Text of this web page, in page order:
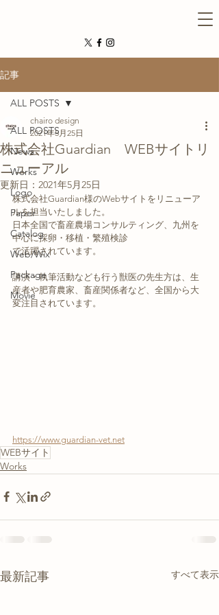
記事
ALL POSTS
News
Works
Logo
Paper
Catalog
Web/Wix
Package
Movie
ALL POSTS
株式会社Guardian WEBサイトリ
ニューアル
chairo design
2021年5月25日
更新日： 2021年5月25日
株式会社Guardian様のWebサイトをリニューア
ルを担当いたしました。
日本全国で畜産農場コンサルティング、九州を
中心に採卵・移植・繁殖検診
で活躍されています。
講演・執筆活動なども行う獣医の先生方は、生
産者や肥育農家、畜産関係者など、全国から大
変注目されています。
https://www.guardian-vet.net
WEBサイト
Works
最新記事 すべて表示